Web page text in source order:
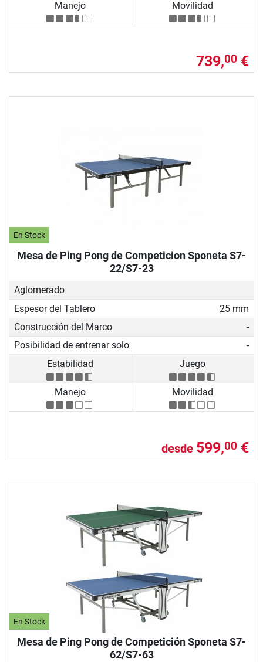
Manejo Movilidad
739,00 €
En Stock
Mesa de Ping Pong de Competicion Sponeta S7-
22/S7-23
Aglomerado
Espesor del Tablero
25 mm
Construcción del Marco
-
Posibilidad de entrenar solo
-
Estabilidad
Juego
Manejo Movilidad
desde 599,00 €
En Stock
Mesa de Ping Pong de Competición Sponeta S7-
62/S7-63